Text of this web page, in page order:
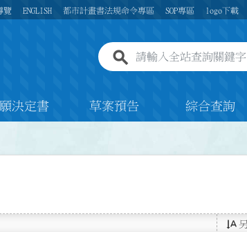
覽 ENGLISH 都市計畫書法規命令專區 SOP專區 logo下載
全站查詢關鍵字欄位
決定書 草案預告 綜合查詢
text_rotate_vertical